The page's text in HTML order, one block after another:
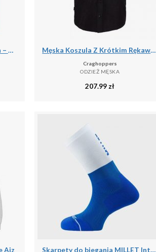
Kurtka Storm Pomarańczowa – Męska Termiczna Kurtka Kolarska Męska Koszula Z Krótkim Rękawem Expert Kiwi
Craghoppers
ODZIEŻ MĘSKA
207.99 zł
Aiz Skarpety do biegania MILLET Intense Crew Socks M